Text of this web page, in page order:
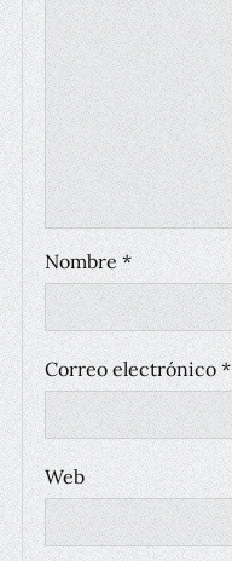
Nombre*
Correo electrónico*
Web